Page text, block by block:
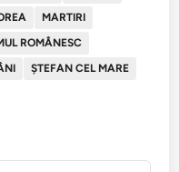
MARTIRI
ROMÂNESC
ŞTEFAN CEL MARE